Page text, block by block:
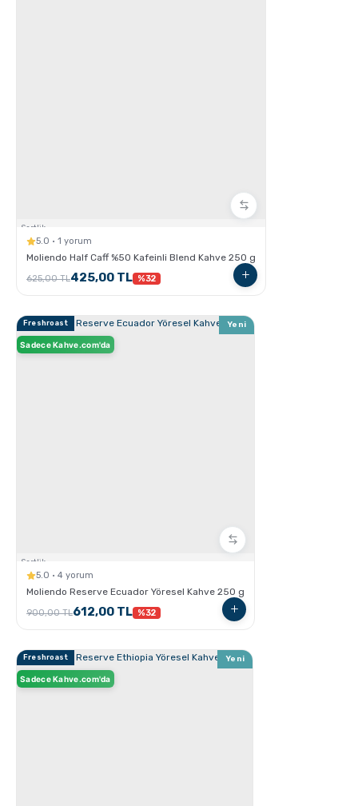
GROSCHE E-Z Latte Çok Amaçlı Köpürtücü nasıl
Sertlik:
5.0 · 1 yorum
Moliendo Half Caff %50 Kafeinli Blend Kahve 250 g
625,00 TL425,00 TL %32
Freshroast Yeni
Sertlik:
Sadece Kahve.com'da
5.0 · 4 yorum
Moliendo Reserve Ecuador Yöresel Kahve 250 g
900,00 TL612,00 TL %32
Freshroast Yeni
Sadece Kahve.com'da